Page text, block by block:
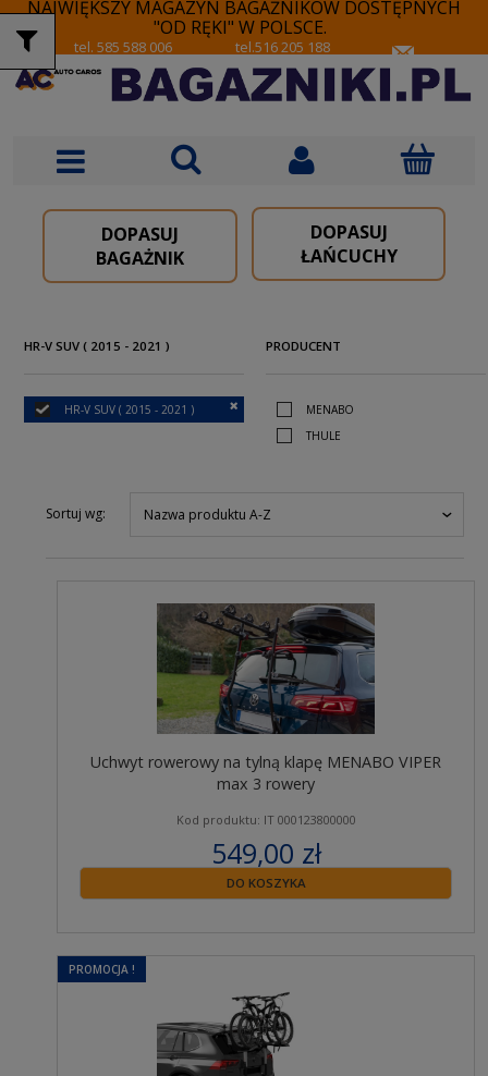
NAJWIĘKSZY MAGAZYN BAGAŻNIKÓW DOSTĘPNYCH
"OD RĘKI" W POLSCE.
tel. 585 588 006 tel.516 205 188
DOPASUJ
BAGAŻNIK
DOPASUJ
ŁAŃCUCHY
HR-V SUV ( 2015 - 2021 )
HR-V SUV ( 2015 - 2021 )
PRODUCENT
MENABO
THULE
Sortuj wg: Nazwa produktu A-Z
Uchwyt rowerowy na tylną klapę MENABO VIPER
max 3 rowery
Kod produktu: IT 000123800000
549,00 zł
zawiera 23% VAT
DO KOSZYKA
PROMOCJA !